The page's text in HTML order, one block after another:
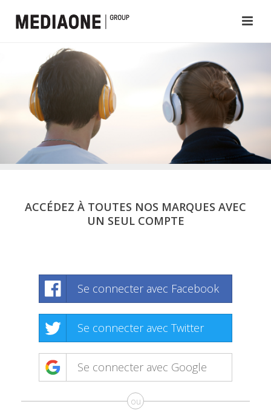
ACCÉDEZ À TOUTES NOS MARQUES AVEC
UN SEUL COMPTE
Se connecter avec Facebook
Se connecter avec Twitter
Se connecter avec Google
ou